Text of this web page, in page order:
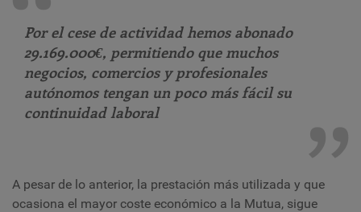
Por el cese de actividad hemos abonado
29.169.000€, permitiendo que muchos
negocios, comercios y profesionales
autónomos tengan un poco más fácil su
continuidad laboral
A pesar de lo anterior, la prestación más utilizada y que
ocasiona el mayor coste económico a la Mutua, sigue